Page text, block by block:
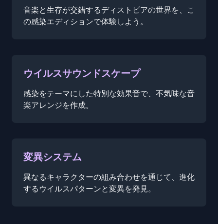
音楽と生存が交錯するディストピアの世界を、こ
の感染エディションで体験しよう。
ウイルスサウンドスケープ
感染をテーマにした特別な効果音で、不気味な音
楽アレンジを作成。
変異システム
異なるキャラクターの組み合わせを通じて、進化
するウイルスパターンと変異を発見。